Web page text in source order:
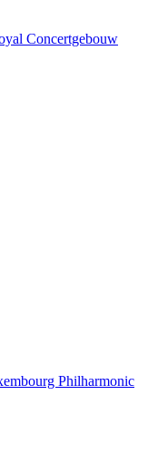
Concertgebouw
Philharmonic